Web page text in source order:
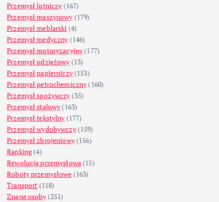
Przemysł lotniczy (167)
Przemysł maszynowy (179)
Przemysł meblarski (4)
Przemysł medyczny (146)
Przemysł motoryzacyjny (177)
Przemysł odzieżowy (13)
Przemysł papierniczy(153)
Przemysł petrochemiczny (160)
Przemysł spożywczy (35)
Przemysł stalowy (163)
Przemysł tekstylny (177)
Przemysł wydobywczy(159)
Przemysł zbrojeniowy(156)
Ranking(4)
Rewolucja przemysłowa (15)
Roboty przemysłowe (163)
Transport (118)
Znane osoby (251)